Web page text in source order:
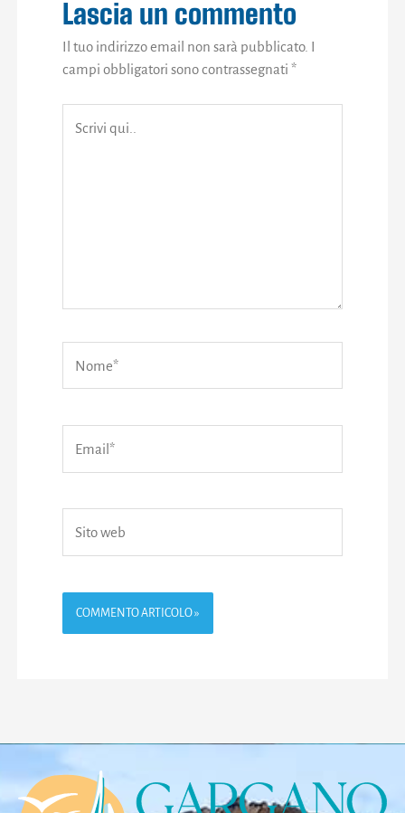
Lascia un commento
Il tuo indirizzo email non sarà pubblicato.
campi obbligatori sono contrassegnati*
qui..
web